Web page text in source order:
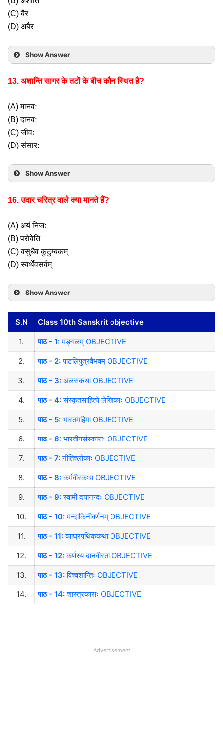
(C) बैर
(D) अबैर
Show Answer
13. अशान्ति सागर के तटों के बीच कौन स्थित है?
(A) मानवः
(B) दानवः
(C) जीवः
(D) संसार:
Show Answer
16. उदार चरित्र वाले क्या मानते हैं?
(A) अयं निजः
(B) परोवेति
(C) वसुधैव कुटुम्बकम्
(D) स्वर्थेवसर्वम्
Show Answer
S.N Class 10th Sanskrit objective
1. पाठ - 1:मङ्गलम् OBJECTIVE
2. पाठ - 2:पाटलिपुत्रवैभवम् OBJECTIVE
3. पाठ - 3: अलसकथा OBJECTIVE
4. पाठ - 4:संस्कृतसाहित्ये लेखिकाः OBJECTIVE
5. पाठ - 5: भारतमहिमा OBJECTIVE
6. पाठ - 6: भारतीयसंस्काराः OBJECTIVE
7. पाठ - 7:नीतिश्लोकाः OBJECTIVE
8. पाठ - 8:कर्मवीरकथा OBJECTIVE
9. पाठ - 9:स्वामी दयानन्दः OBJECTIVE
10. पाठ - 10:मन्दाकिनीवर्णनम् OBJECTIVE
11. पाठ - 11:व्याघ्रपथिककथा OBJECTIVE
12. पाठ - 12:कर्णस्य दानवीरता OBJECTIVE
13. पाठ - 13:विश्वशान्तिः OBJECTIVE
14. पाठ - 14:शास्त्रकाराः OBJECTIVE
Advertisement